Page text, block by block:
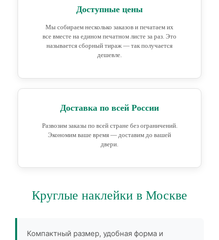
Доступные цены
Мы собираем несколько заказов и печатаем их
все вместе на едином печатном листе за раз. Это
называется сборный тираж — так получается
дешевле.
Доставка по всей России
Развозим заказы по всей стране без ограничений.
Экономим ваше время — доставим до вашей
двери.
Круглые наклейки в Москве
Компактный размер, удобная форма и